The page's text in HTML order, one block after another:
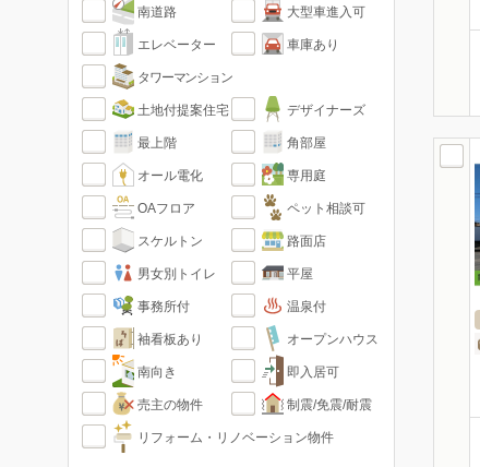
南道路 大型車進入可
エレベーター 車庫あり
タワーマンション
土地付提案住宅 デザイナーズ
最上階 角部屋
オール電化 専用庭
OAフロア ペット相談可
スケルトン 路面店
男女別トイレ 平屋
事務所付 温泉付
袖看板あり オープンハウス
南向き 即入居可
売主の物件 制震/免震/耐震
リフォーム・リノベーション物件